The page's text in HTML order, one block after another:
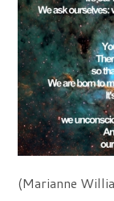
(Marianne